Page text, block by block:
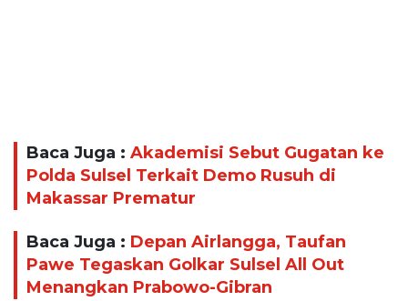
Baca Juga : Akademisi Sebut Gugatan ke
Polda Sulsel Terkait Demo Rusuh di
Makassar Prematur
Baca Juga : Depan Airlangga, Taufan
Pawe Tegaskan Golkar Sulsel All Out
Menangkan Prabowo-Gibran